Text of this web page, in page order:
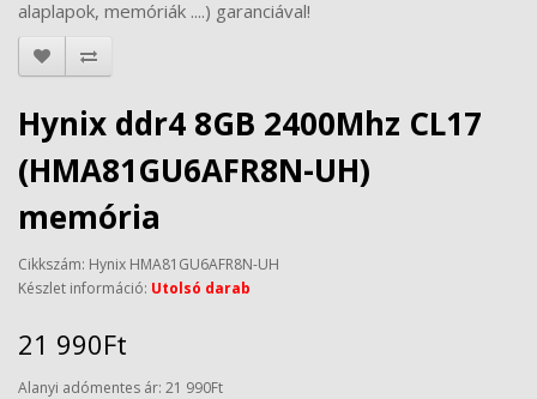
alaplapok, memóriák ....) garanciával!
Hynix ddr4 8GB 2400Mhz CL17
(HMA81GU6AFR8N-UH)
memória
Cikkszám: Hynix HMA81GU6AFR8N-UH
Készlet információ: Utolsó darab
21 990Ft
Alanyi adómentes ár: 21 990Ft